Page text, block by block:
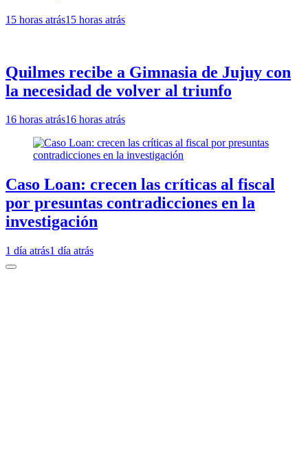
15 horas atrás15 horas atrás
Quilmes recibe a Gimnasia de Jujuy con
la necesidad de volver al triunfo
16 horas atrás16 horas atrás
Caso Loan: crecen las críticas al fiscal
por presuntas contradicciones en la
investigación
1 día atrás1 día atrás